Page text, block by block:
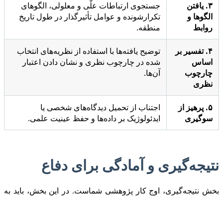
۳. یافتن
الگوها و
روابط
جستجوی ارتباطات علّی و معلولی، الگوهای
تکرارشونده و عوامل تأثیرگذار در طول تاریخ
منطقه.
۴. تفسیر بر
اساس
چارچوب
نظری
توضیح یافته‌ها با استفاده از نظریه‌های انتخاب
شده در چارچوب نظری و نشان دادن اعتبار
آن‌ها.
۵. پرهیز از
سوگیری
اجتناب از تحمیل دیدگاه‌های شخصی یا
ایدئولوژیک بر داده‌ها و حفظ عینیت علمی.
نتیجه‌گیری و آمادگی برای دفاع
بخش نتیجه‌گیری، اوج کار پژوهشی شماست. در این بخش، باید به